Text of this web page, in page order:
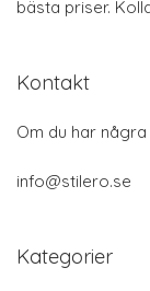
bästa priser.
Kontakt
Om du har
info@stilero.se
Kategorier